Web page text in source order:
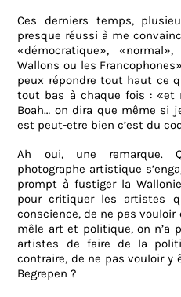
Ces derniers temps,
presque réussi à me
«démocratique»,
Wallons ou les
peux répondre tout haut ce
tout bas à chaque fois : «et
Boah… on dira que même si
est peut-etre bien c’est du
Ah oui, une remarque.
photographe artistique
prompt à fustiger la
pour critiquer les artistes
conscience, de ne pas vouloir
mêle art et politique, on n’a
artistes de faire de la
contraire, de ne pas vouloir y
Begrepen ?